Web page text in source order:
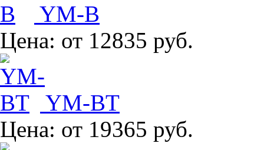
YM-B
Цена: от 12835 руб.
YM-BT
Цена: от 19365 руб.